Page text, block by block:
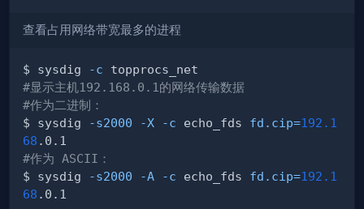
查看占用网络带宽最多的进程
$ sysdig -c
#显示主机192.168.0.1的网络传输数据
#作为二进制：
$ sysdig
-s2000 -X -c echo_fds fd.cip=192.1
68
#作为 ASCII：
$ sysdig
-s2000 -A -c echo_fds fd.cip=192.1
68